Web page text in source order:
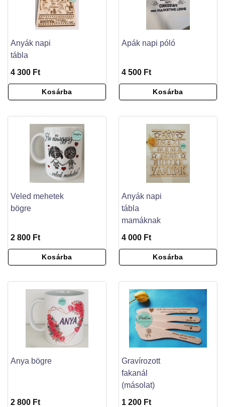
Anyák napi
tábla
4 300 Ft
Kosárba
Apák napi póló
4 500 Ft
Kosárba
Veled mehetek
bögre
2 800 Ft
Kosárba
Anyák napi
tábla
mamáknak
4 000 Ft
Kosárba
Anya bögre
2 800 Ft
Gravírozott
fakanál
(másolat)
1 200 Ft